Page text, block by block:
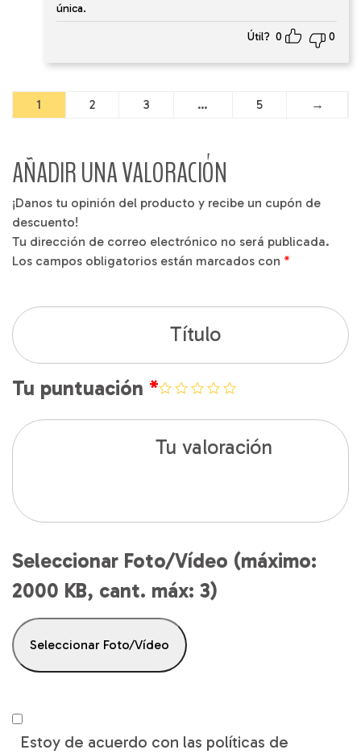
única.
Útil? 0 0
1 2 3 … 5 →
AÑADIR UNA VALORACIÓN
¡Danos tu opinión del producto y recibe un cupón de
descuento!
Tu dirección de correo electrónico no será publicada.
Los campos obligatorios están marcados con *
Título
Tu puntuación *
Tu valoración
Seleccionar Foto/Vídeo (máximo:
2000 KB, cant. máx: 3)
Seleccionar Foto/Vídeo
Estoy de acuerdo con las políticas de